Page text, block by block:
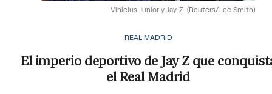
Vinicius Junior y Jay-Z. (Reuters/Lee Smith)
REAL MADRID
El imperio deportivo de Jay Z que
el Real Madrid